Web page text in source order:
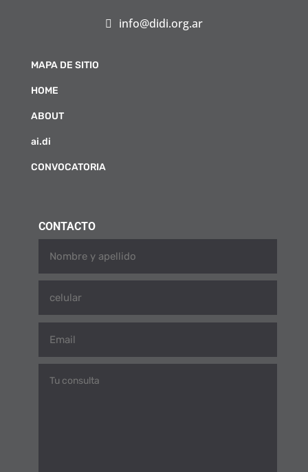
info@didi.org.ar
MAPA DE SITIO
HOME
ABOUT
ai.di
CONVOCATORIA
CONTACTO